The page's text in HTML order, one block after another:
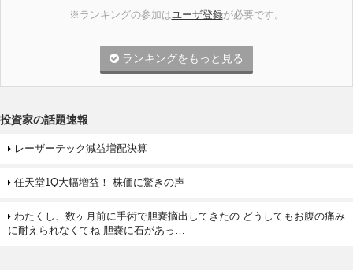
※ランキングの参加はユーザ登録が必要です。
ランキングをもっと見る
投資家の話題速報
レーザーテック減益増配決算
任天堂1Q大幅増益！ 株価に驚きの声
わたくし、数ヶ月前に手術で胆嚢摘出してきたの どうしてもお腹の痛み
に耐えられなくてね 胆嚢に石があっ…